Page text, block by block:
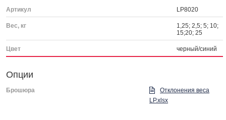
Артикул LP8020
Вес, кг
1,25; 2,5; 5; 10;
15;20; 25
Цвет черный/синий
Опции
Брошюра
Отклонения веса
LP.xlsx